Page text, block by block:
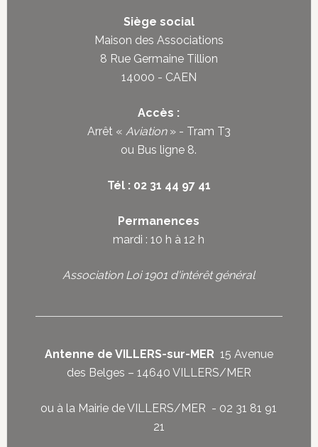
Siège social
Maison des Associations
8 Rue Germaine Tillion
14000 - CAEN
Accès :
Arrêt « Aviation» - Tram T3
ou Bus ligne 8.
Tél : 02 31 44 97 41
Permanences
mardi : 10 h à 12 h
Association Loi 1901 d'intérêt général
Antenne de VILLERS-sur-MER 15 Avenue
des Belges – 14640 VILLERS/MER
ou à la Mairie de VILLERS/MER - 02 31 81 91
21